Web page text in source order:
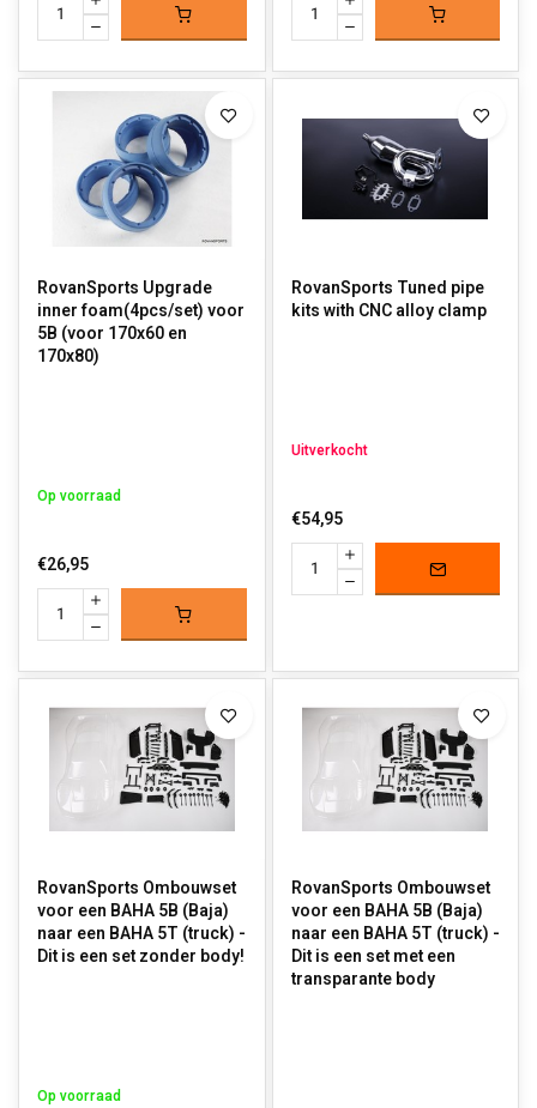
RovanSports Upgrade
inner foam(4pcs/set) voor
5B (voor 170x60 en
170x80)
Op voorraad
€26,95
RovanSports Tuned pipe
kits with CNC alloy clamp
Uitverkocht
€54,95
RovanSports Ombouwset
voor een BAHA 5B (Baja)
naar een BAHA 5T (truck) -
Dit is een set zonder body!
Op voorraad
RovanSports Ombouwset
voor een BAHA 5B (Baja)
naar een BAHA 5T (truck) -
Dit is een set met een
transparante body